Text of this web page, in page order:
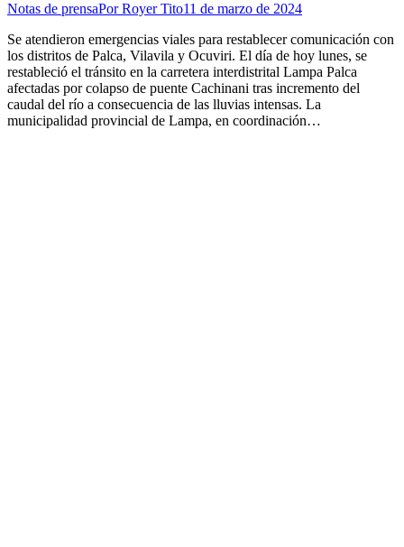
Notas de prensaPorRoyer Tito11 de marzo de 2024
Se atendieron emergencias viales para restablecer comunicación con
los distritos de Palca, Vilavila y Ocuviri. El día de hoy lunes, se
restableció el tránsito en la carretera interdistrital Lampa Palca
afectadas por colapso de puente Cachinani tras incremento del
caudal del río a consecuencia de las lluvias intensas. La
municipalidad provincial de Lampa, en coordinación…